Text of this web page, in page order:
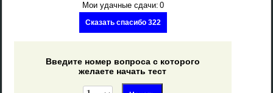
Мои удачные сдачи: 0
Сказать спасибо 322
Введите номер вопроса с которого
желаете начать тест